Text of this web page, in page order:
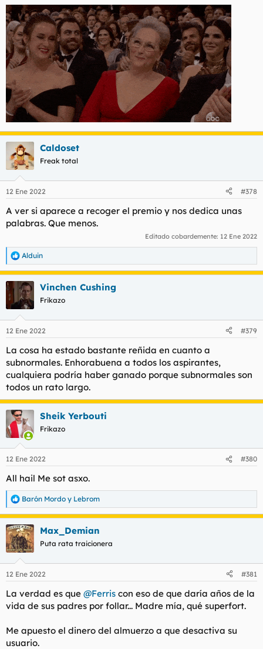
s
:
Caldoset
Freak total
12 Ene 2022 #378
A ver si aparece a recoger el premio y nos dedica unas
palabras. Que menos.
Editado cobardemente: 12 Ene 2022
R
e
a
c
c
i
e
:
Alduin
Vinchen Cushing
Frikazo
12 Ene 2022 #379
La cosa ha estado bastante reñida en cuanto a
subnormales. Enhorabuena a todos los aspirantes,
cualquiera podría haber ganado porque subnormales son
todos un rato largo.
Sheik Yerbouti
Frikazo
12 Ene 2022 #380
All hail Me sot asxo.
R
e
a
c
c
i
e
:
Barón Mordo y Lebrom
Max_Demian
Puta rata traicionera
12 Ene 2022 #381
La verdad es que @Ferris con eso de que daría años de la
vida de sus padres por follar... Madre mía, qué superfort.
Me apuesto el dinero del almuerzo a que desactiva su
usuario.